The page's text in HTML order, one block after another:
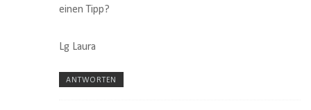
einen Tipp?
Lg Laura
ANTWORTEN